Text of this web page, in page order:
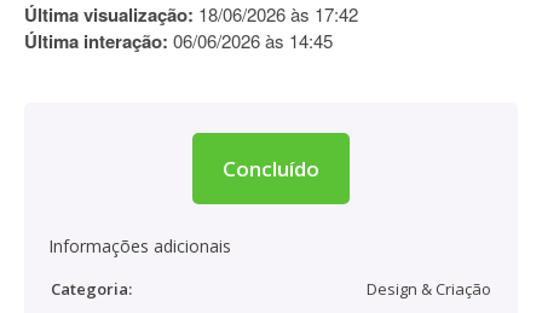
Última visualização: 18/06/2026 às 17:42
Última interação: 06/06/2026 às 14:45
Concluído
Informações adicionais
Categoria:
Design & Criação